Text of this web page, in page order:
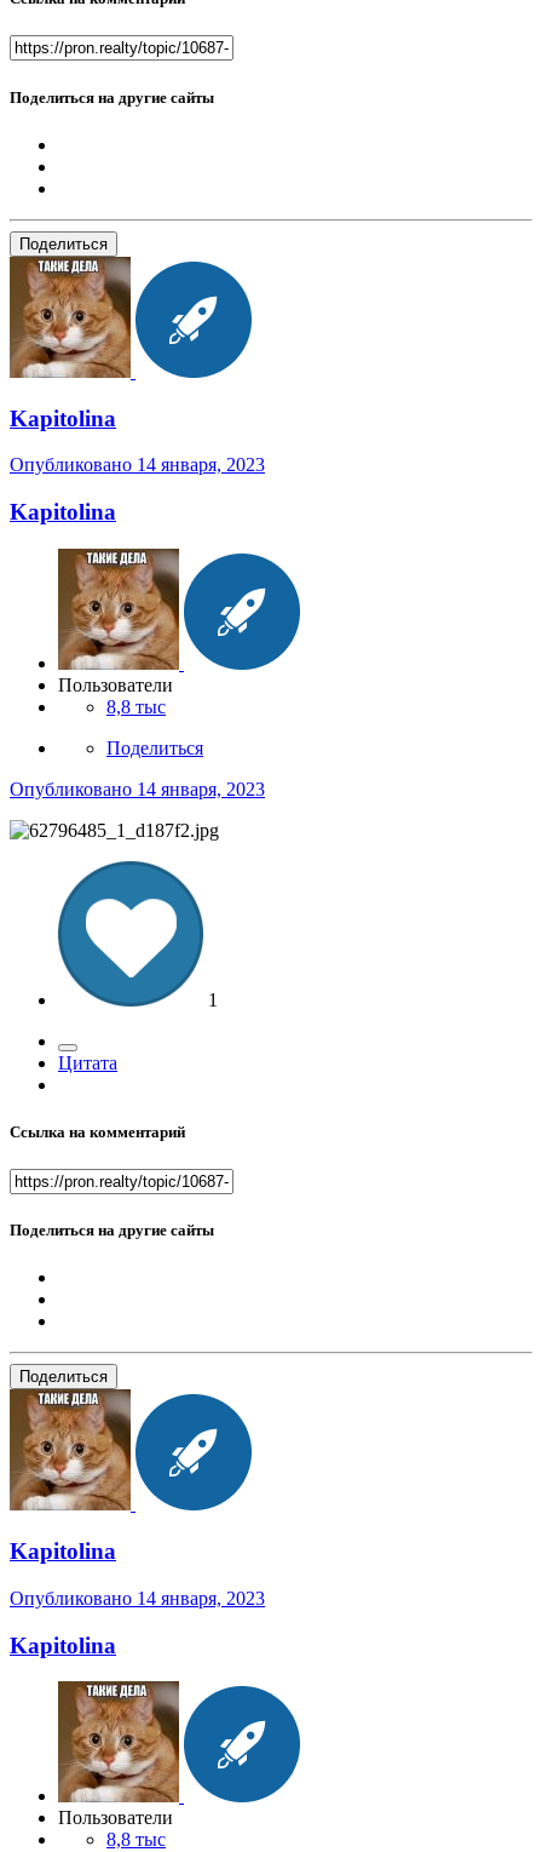
Поделиться на другие сайты
Поделиться
Kapitolina
Опубликовано 14 января, 2023
Kapitolina
Пользователи
8,8 тыс
Поделиться
Опубликовано 14 января, 2023
1
Цитата
Ссылка на комментарий
Поделиться на другие сайты
Поделиться
Kapitolina
Опубликовано 14 января, 2023
Kapitolina
Пользователи
8,8 тыс